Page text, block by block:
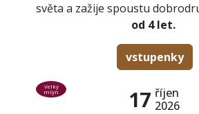
světa a zažije spoustu
od 4 let.
vstupenky
17 říjen
2026
Velký
mlýn